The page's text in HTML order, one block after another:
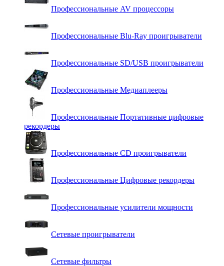
Профессиональные AV процессоры
Профессиональные Blu-Ray проигрыватели
Профессиональные SD/USB проигрыватели
Профессиональные Медиаплееры
Профессиональные Портативные цифровые
рекордеры
Профессиональные СD проигрыватели
Профессиональные Цифровые рекордеры
Профессиональные усилители мощности
Сетевые проигрыватели
Сетевые фильтры